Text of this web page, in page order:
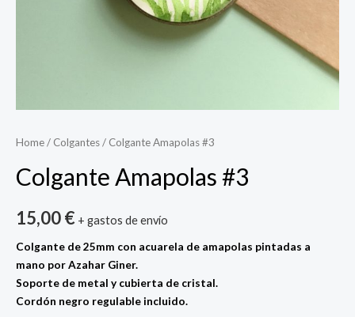
Home/ Colgantes/ Colgante Amapolas #3
Colgante Amapolas #3
15,00€ + gastos de envío
Colgante de 25mm con acuarela de amapolas pintadas a
mano por Azahar Giner.
Soporte de metal y cubierta de cristal.
Cordón negro regulable incluido.